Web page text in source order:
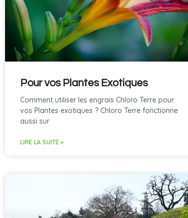
Pour vos Plantes Exotiques
Comment utiliser les engrais Chloro Terre pour
vos Plantes exotiques ? Chloro Terre fonctionne
aussi sur
LIRE LA SUITE »